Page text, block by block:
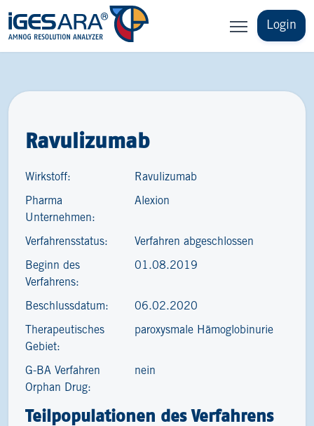
Login
Ravulizumab
Wirkstoff: Ravulizumab
Pharma
Unternehmen:
Alexion
Verfahrensstatus: Verfahren abgeschlossen
Beginn des
Verfahrens:
01.08.2019
Beschlussdatum: 06.02.2020
Therapeutisches
Gebiet:
paroxysmale Hämoglobinurie
G-BA Verfahren
Orphan Drug:
nein
Teilpopulationen des Verfahrens